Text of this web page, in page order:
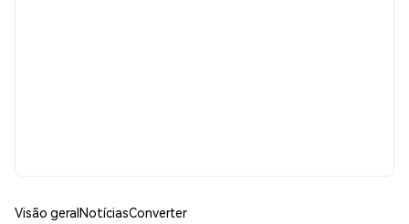
Visão geralNotíciasConverter